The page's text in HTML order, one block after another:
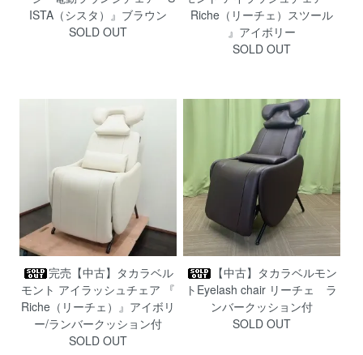
ISTA（シスタ）』ブラウン
SOLD OUT
Riche（リーチェ）スツール
』アイボリー
SOLD OUT
完売【中古】タカラベル
モント アイラッシュチェア 『
Riche（リーチェ）』アイボリ
ー/ランバークッション付
SOLD OUT
【中古】タカラベルモン
トEyelash chair リーチェ ラ
ンバークッション付
SOLD OUT